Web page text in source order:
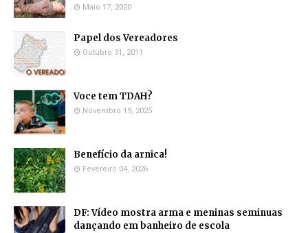
Maio 17, 2020
Papel dos Vereadores
Outubro 31, 2011
Voce tem TDAH?
Novembro 19, 2025
Benefício da arnica!
Fevereiro 04, 2026
DF: Vídeo mostra arma e meninas seminuas
dançando em banheiro de escola